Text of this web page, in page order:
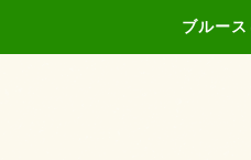
ブルー